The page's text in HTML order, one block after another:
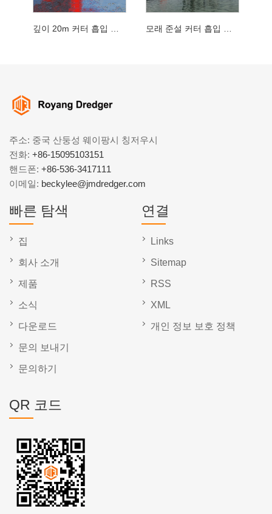
깊이 20m 커터 흡입 준설선 모래 준설 커터 흡입 준설선
주소: 중국 산둥성 웨이팡시 칭저우시
전화: +86-15095103151
핸드폰: +86-536-3417111
이메일: beckylee@jmdredger.com
빠른 탐색
집
회사 소개
제품
소식
다운로드
문의 보내기
문의하기
연결
Links
Sitemap
RSS
XML
개인 정보 보호 정책
QR 코드